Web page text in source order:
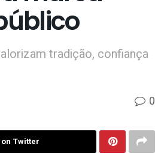
tradição, confiança
0
Twitter